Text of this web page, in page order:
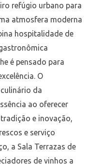
refúgio urbano para
atmosfera moderna
hospitalidade de
é pensado para
O
da
ao oferecer
e inovação,
e serviço
a Sala Terrazas de
de vinhos a